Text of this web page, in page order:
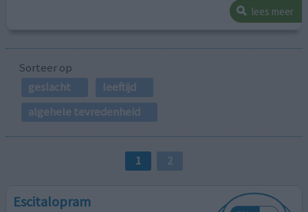
lees meer
Sorteer op
geslacht
leeftijd
algehele tevredenheid
1 2
Escitalopram